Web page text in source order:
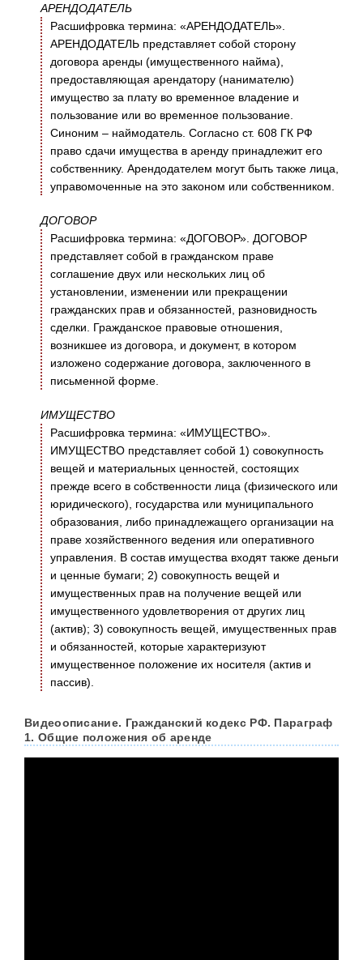
АРЕНДОДАТЕЛЬ
Расшифровка термина: «АРЕНДОДАТЕЛЬ».
АРЕНДОДАТЕЛЬ представляет собой сторону
договора аренды (имущественного найма),
предоставляющая арендатору (нанимателю)
имущество за плату во временное владение и
пользование или во временное пользование.
Синоним – наймодатель. Согласно ст. 608 ГК РФ
право сдачи имущества в аренду принадлежит его
собственнику. Арендодателем могут быть также лица,
управомоченные на это законом или собственником.
ДОГОВОР
Расшифровка термина: «ДОГОВОР». ДОГОВОР
представляет собой в гражданском праве
соглашение двух или нескольких лиц об
установлении, изменении или прекращении
гражданских прав и обязанностей, разновидность
сделки. Гражданское правовые отношения,
возникшее из договора, и документ, в котором
изложено содержание договора, заключенного в
письменной форме.
ИМУЩЕСТВО
Расшифровка термина: «ИМУЩЕСТВО».
ИМУЩЕСТВО представляет собой 1) совокупность
вещей и материальных ценностей, состоящих
прежде всего в собственности лица (физического или
юридического), государства или муниципального
образования, либо принадлежащего организации на
праве хозяйственного ведения или оперативного
управления. В состав имущества входят также деньги
и ценные бумаги; 2) совокупность вещей и
имущественных прав на получение вещей или
имущественного удовлетворения от других лиц
(актив); 3) совокупность вещей, имущественных прав
и обязанностей, которые характеризуют
имущественное положение их носителя (актив и
пассив).
Видеоописание. Гражданский кодекс РФ. Параграф
1. Общие положения об аренде